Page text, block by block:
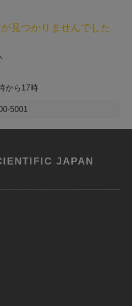
見つかりませんでした
から17時
5001
JAPAN